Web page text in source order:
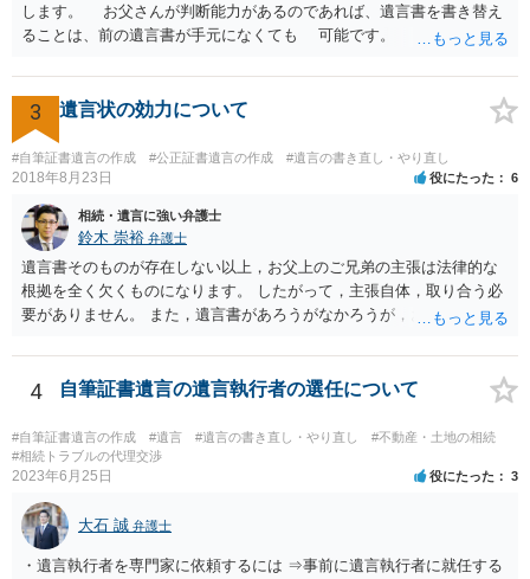
します。 お父さんが判断能力があるのであれば、遺言書を書き替え
ることは、前の遺言書が手元になくても 可能です。 将来遺言の効
してもらって 診断書を取得して、公証役場へ行って公正証書遺言を
作成するのがよいと思います。 将来争われることが見込まれること
から、弁護士に依頼して手続きを進めた方がよいと思います。
3 遺言状の効力について
#自筆証書遺言の作成 #公正証書遺言の作成 #遺言の書き直し・やり直し
2018年8月23日 役にたった 6
相続・遺言に強い弁護士
鈴木 崇裕 弁護士
遺言書そのものが存在しない以上，お父上のご兄弟の主張は法律的な
根拠を全く欠くものになります。 したがって，主張自体，取り合う必
要がありません。 また，遺言書があろうがなかろうが，お父上のご兄
ご回答にもありますが， 代理人弁護士をたてて，その弁護士から相手
方に対して， ・相続に関する主張は法的根拠がなく，一切応じないこ
ようであれば警察への通報や法的措置も辞さないこと などを記載した
書面を発送してもらうことがよろしいように思います。
4 自筆証書遺言の遺言執行者の選任について
#自筆証書遺言の作成 #遺言 #遺言の書き直し・やり直し
#不動産・土地の相続
#相続トラブルの代理交渉
2023年6月25日 役にたった 3
大石 誠 弁護士
・遺言執行者を専門家に依頼するには ⇒事前に遺言執行者に就任する